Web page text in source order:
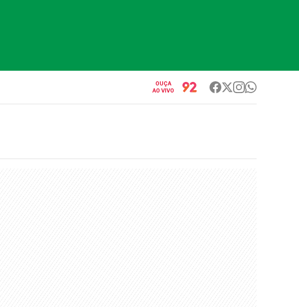
OUÇA
AO VIVO